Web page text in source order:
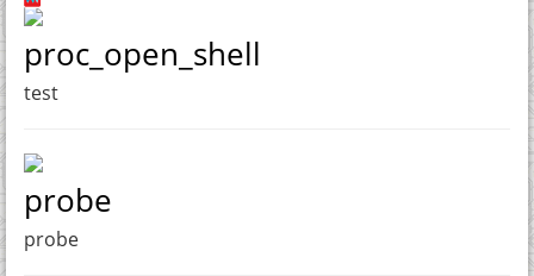
proc_open_shell
test
probe
probe